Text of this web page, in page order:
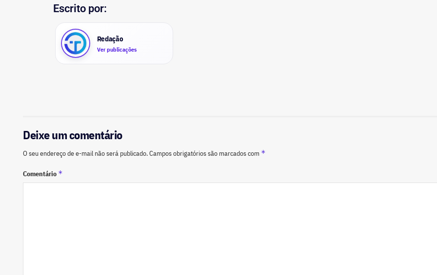
Escrito por:
Redação
Ver publicações
Deixe um comentário
O seu endereço de e-mail não será publicado.Campos obrigatórios são marcados com *
Comentário *